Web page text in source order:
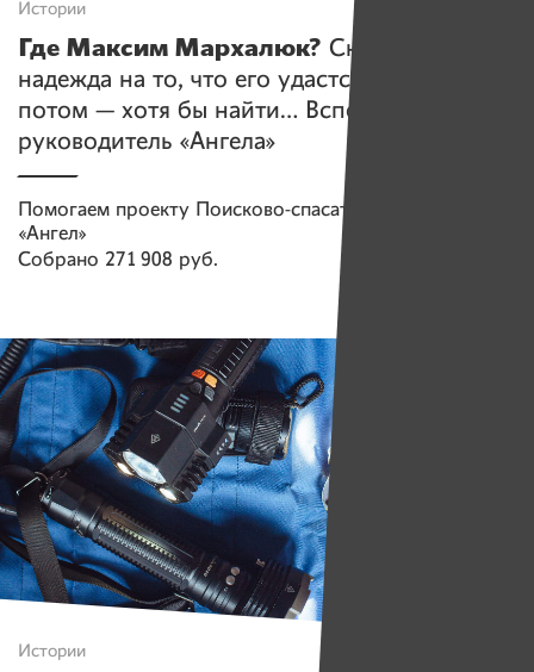
Истории
Где Максим Мархалюк? Сначала была
надежда на то, что его удастся спасти,
потом — хотя бы найти… Вспоминает
руководитель «Ангела»
Помогаем проекту Поисково-спасательный отряд
«Ангел»
Собрано 271 908 руб.
Истории